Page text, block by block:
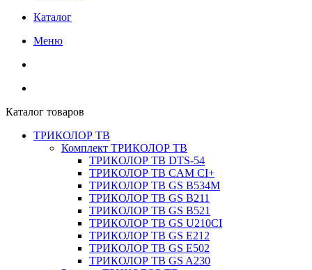
Каталог
Меню
Каталог товаров
ТРИКОЛОР ТВ
Комплект ТРИКОЛОР ТВ
ТРИКОЛОР ТВ DTS-54
ТРИКОЛОР ТВ CAM CI+
ТРИКОЛОР ТВ GS B534M
ТРИКОЛОР ТВ GS B211
ТРИКОЛОР ТВ GS B521
ТРИКОЛОР ТВ GS U210CI
ТРИКОЛОР ТВ GS E212
ТРИКОЛОР ТВ GS E502
ТРИКОЛОР ТВ GS A230